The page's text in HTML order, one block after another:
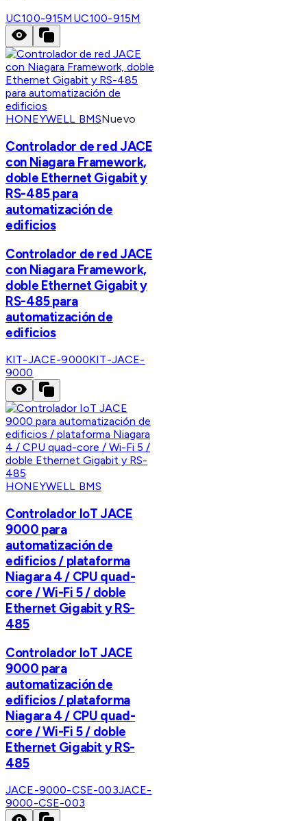
UC100-915M UC100-915M
HONEYWELL BMSNuevo
Controlador de red JACE
con Niagara Framework,
doble Ethernet Gigabit y
RS-485 para
automatización de
edificios
Controlador de red JACE
con Niagara Framework,
doble Ethernet Gigabit y
RS-485 para
automatización de
edificios
KIT-JACE-9000KIT-JACE-
9000
HONEYWELL BMS
Controlador IoT JACE
9000 para
automatización de
edificios / plataforma
Niagara 4 / CPU quad-
core / Wi-Fi 5 / doble
Ethernet Gigabit y RS-
485
Controlador IoT JACE
9000 para
automatización de
edificios / plataforma
Niagara 4 / CPU quad-
core / Wi-Fi 5 / doble
Ethernet Gigabit y RS-
485
JACE-9000-CSE-003JACE-
9000-CSE-003